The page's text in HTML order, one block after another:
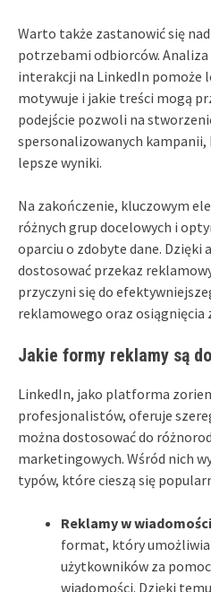
Warto także zastanowić się
potrzebami odbiorców. Analiza
interakcji na LinkedIn pomoże
motywuje i jakie treści mogą
podejście pozwoli na
spersonalizowanych
lepsze wyniki.
Na zakończenie, kluczowym
różnych grup docelowych i
oparciu o zdobyte dane.
dostosować przekaz
przyczyni się do
reklamowego oraz osiągnięcia
Jakie formy reklamy są
LinkedIn, jako platforma
profesjonalistów, oferuje
można dostosować do
marketingowych. Wśród nich
typów, które cieszą się
Reklamy w
format, który
użytkowników za
wiadomości. Dzięki